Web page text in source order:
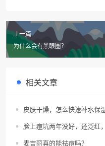
上一篇
为什么会有黑眼圈？
相关文章
皮肤干燥，怎么快速补水保
脸上痘坑两年没好，还泛红
麦吉丽真的能祛痘吗？